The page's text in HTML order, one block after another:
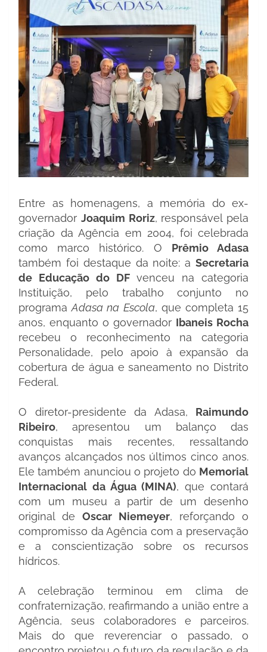
Entre as homenagens, a memória do ex-
governador Joaquim Roriz, responsável pela
criação da Agência em 2004, foi celebrada
como marco histórico. O Prêmio Adasa
também foi destaque da noite: a Secretaria
de Educação do DFvenceu na categoria
Instituição, pelo trabalho conjunto no
programaAdasa na Escola, que completa 15
anos, enquanto o governador Ibaneis Rocha
recebeu o reconhecimento na categoria
Personalidade, pelo apoio à expansão da
cobertura de água e saneamento no Distrito
Federal.
O diretor-presidente da Adasa, Raimundo
Ribeiro, apresentou um balanço das
conquistas mais recentes, ressaltando
avanços alcançados nos últimos cinco anos.
Ele também anunciou o projeto do Memorial
Internacional da Água (MINA), que contará
com um museu a partir de um desenho
original de Oscar Niemeyer, reforçando o
compromisso da Agência com a preservação
e a conscientização sobre os recursos
hídricos.
A celebração terminou em clima de
confraternização, reafirmando a união entre a
Agência, seus colaboradores e parceiros.
Mais do que reverenciar o passado, o